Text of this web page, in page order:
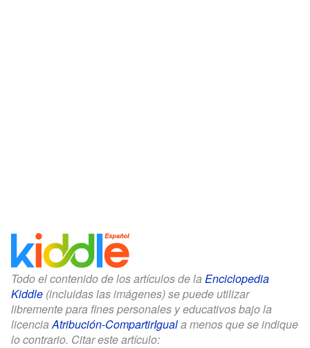
Todo el contenido de los artículos de la Enciclopedia
Kiddle (incluidas las imágenes) se puede utilizar
libremente para fines personales y educativos bajo la
licenciaAtribución-CompartirIguala menos que se indique
lo contrario. Citar este artículo: